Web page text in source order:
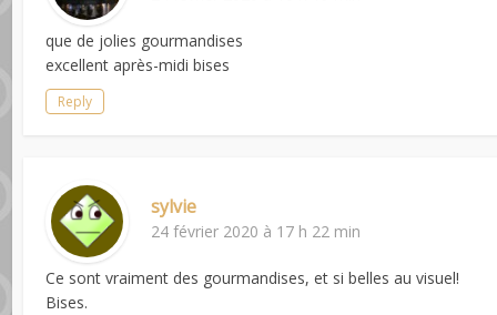
que de jolies gourmandises
excellent après-midi bises
Reply
sylvie
24 février 2020 à 17 h 22 min
Ce sont vraiment des gourmandises, et si belles au visuel!
Bises.